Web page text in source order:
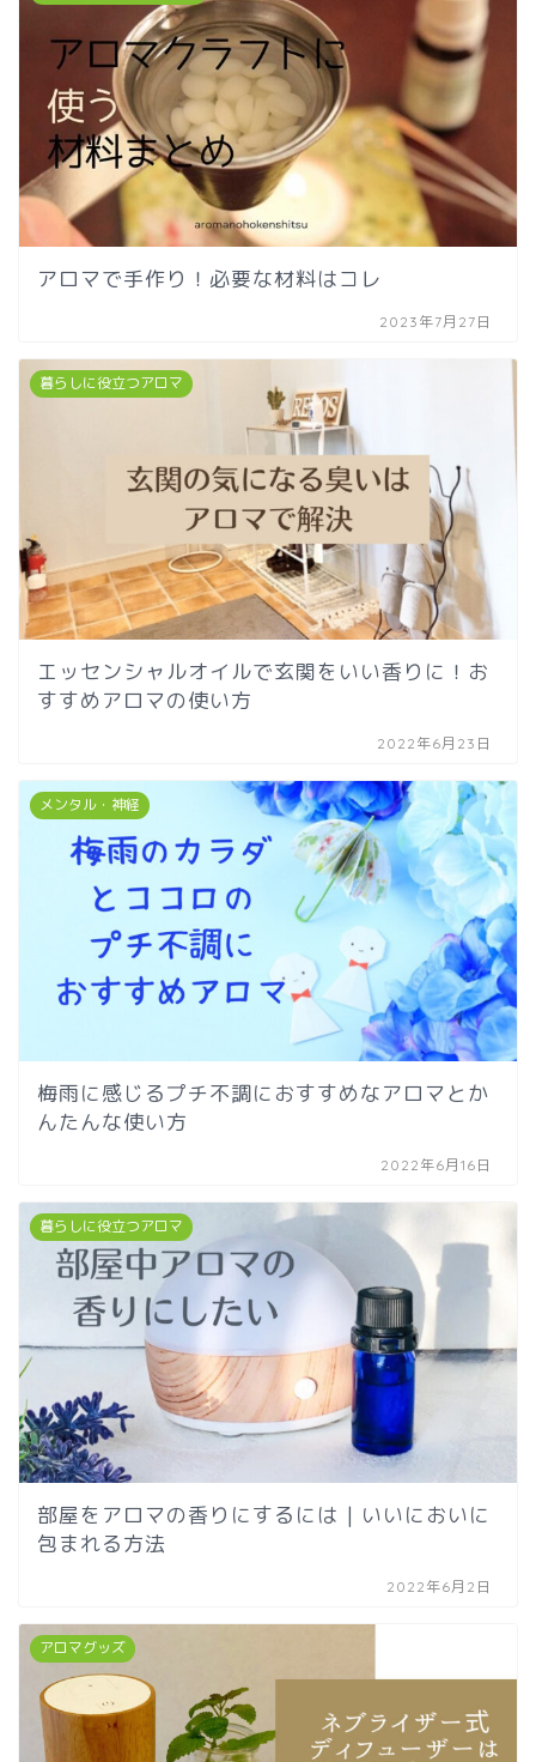
アロマで手作り！必要な材料はコレ
2023年7月27日
暮らしに役立つアロマ
エッセンシャルオイルで玄関をいい香りに！お
すすめアロマの使い方
2022年6月23日
メンタル・神経
梅雨に感じるプチ不調におすすめなアロマとか
んたんな使い方
2022年6月16日
暮らしに役立つアロマ
部屋をアロマの香りにするには | いいにおいに
包まれる方法
2022年6月2日
アロマグッズ